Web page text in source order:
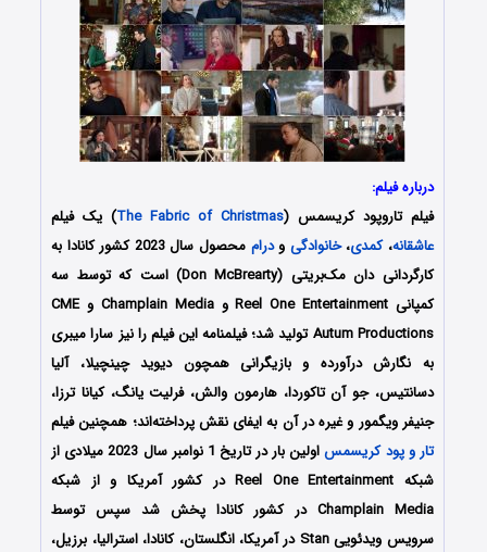
درباره فیلم:
فیلم تاروپود کریسمس (The Fabric of Christmas) یک فیلم
عاشقانه،کمدی،خانوادگی ودرام
محصول سال 2023 کشور کانادا به
کارگردانی دان مک‌بریتی (Don McBrearty) است که توسط سه
کمپانی‌ Reel One Entertainment و Champlain Media و CME
Autum Productions تولید شد؛ فیلمنامه این فیلم را نیز سارا میبری
به نگارش درآورده و بازیگرانی همچون دیوید چینچیلا، آلیا
دسانتیس، جو آن تاکوردا، هارمون والش، فرلیت یانگ، کیانا ترزا،
جنیفر ویگمور و غیره در آن به ایفای نقش پرداخته‌اند؛ همچنین فیلم
تار و پود کریسمس
اولین بار در تاریخ 1 نوامبر سال 2023 میلادی از
شبکه Reel One Entertainment در کشور آمریکا و از شبکه
Champlain Media در کشور کانادا پخش شد سپس توسط
سرویس ویدئویی Stan در آمریکا، انگلستان، کانادا، استرالیا، برزیل،